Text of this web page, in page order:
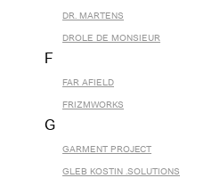
DR. MARTENS
DROLE DE MONSIEUR
F
FAR AFIELD
FRIZMWORKS
G
GARMENT PROJECT
GLEB KOSTIN .SOLUTIONS